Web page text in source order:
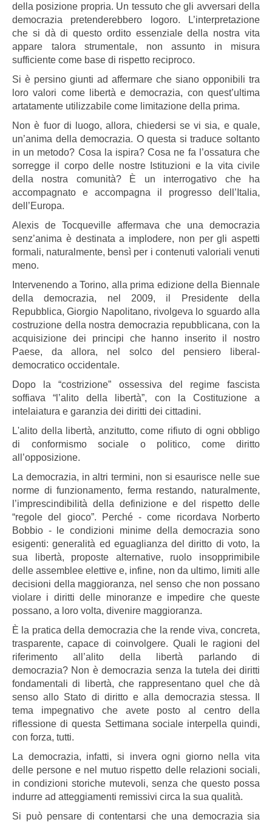
della posizione propria. Un tessuto che gli avversari della
democrazia pretenderebbero logoro. L’interpretazione
che si dà di questo ordito essenziale della nostra vita
appare talora strumentale, non assunto in misura
sufficiente come base di rispetto reciproco.
Si è persino giunti ad affermare che siano opponibili tra
loro valori come libertà e democrazia, con quest’ultima
artatamente utilizzabile come limitazione della prima.
Non è fuor di luogo, allora, chiedersi se vi sia, e quale,
un’anima della democrazia. O questa si traduce soltanto
in un metodo? Cosa la ispira? Cosa ne fa l’ossatura che
sorregge il corpo delle nostre Istituzioni e la vita civile
della nostra comunità? È un interrogativo che ha
accompagnato e accompagna il progresso dell’Italia,
dell’Europa.
Alexis de Tocqueville affermava che una democrazia
senz’anima è destinata a implodere, non per gli aspetti
formali, naturalmente, bensì per i contenuti valoriali venuti
meno.
Intervenendo a Torino, alla prima edizione della Biennale
della democrazia, nel 2009, il Presidente della
Repubblica, Giorgio Napolitano, rivolgeva lo sguardo alla
costruzione della nostra democrazia repubblicana, con la
acquisizione dei principi che hanno inserito il nostro
Paese, da allora, nel solco del pensiero liberal-
democratico occidentale.
Dopo la “costrizione” ossessiva del regime fascista
soffiava “l’alito della libertà”, con la Costituzione a
intelaiatura e garanzia dei diritti dei cittadini.
L'alito della libertà, anzitutto, come rifiuto di ogni obbligo
di conformismo sociale o politico, come diritto
all’opposizione.
La democrazia, in altri termini, non si esaurisce nelle sue
norme di funzionamento, ferma restando, naturalmente,
l’imprescindibilità della definizione e del rispetto delle
“regole del gioco”. Perché - come ricordava Norberto
Bobbio - le condizioni minime della democrazia sono
esigenti: generalità ed eguaglianza del diritto di voto, la
sua libertà, proposte alternative, ruolo insopprimibile
delle assemblee elettive e, infine, non da ultimo, limiti alle
decisioni della maggioranza, nel senso che non possano
violare i diritti delle minoranze e impedire che queste
possano, a loro volta, divenire maggioranza.
È la pratica della democrazia che la rende viva, concreta,
trasparente, capace di coinvolgere. Quali le ragioni del
riferimento all’alito della libertà parlando di
democrazia? Non è democrazia senza la tutela dei diritti
fondamentali di libertà, che rappresentano quel che dà
senso allo Stato di diritto e alla democrazia stessa. Il
tema impegnativo che avete posto al centro della
riflessione di questa Settimana sociale interpella quindi,
con forza, tutti.
La democrazia, infatti, si invera ogni giorno nella vita
delle persone e nel mutuo rispetto delle relazioni sociali,
in condizioni storiche mutevoli, senza che questo possa
indurre ad atteggiamenti remissivi circa la sua qualità.
Si può pensare di contentarsi che una democrazia sia